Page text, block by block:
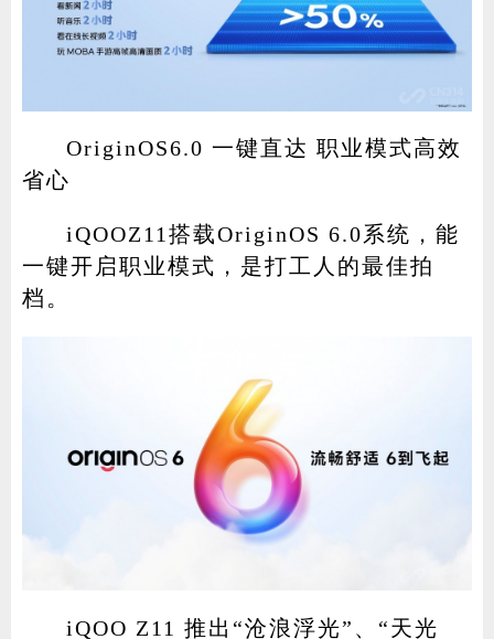
OriginOS6.0 一键直达 职业模式高效
省心
iQOOZ11搭载OriginOS 6.0系统，能
一键开启职业模式，是打工人的最佳拍
档。
iQOO Z11 推出“沧浪浮光”、“天光